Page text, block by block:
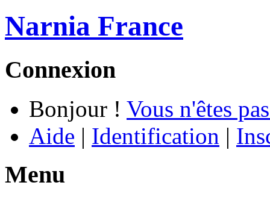
Narnia France
Connexion
Bonjour ! Vous n'êtes
Aide | Identification |
Menu